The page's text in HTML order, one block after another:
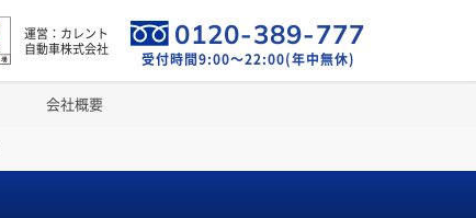
運営：カレント
自動車株式会社
0120-389-777
受付時間9:00～22:00(年中無休)
会社概要